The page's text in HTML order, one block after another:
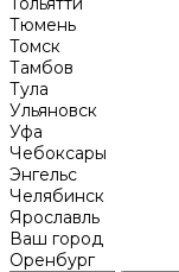
Тюмень
Томск
Тамбов
Тула
Ульяновск
Уфа
Чебоксары
Энгельс
Челябинск
Ярославль
Ваш город
Оренбург